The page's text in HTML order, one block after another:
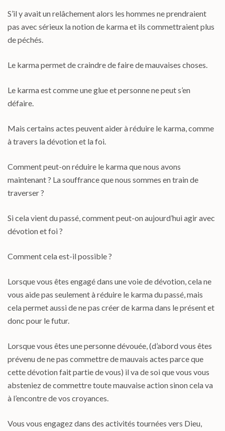
S’il y avait un relâchement alors les hommes ne prendraient
pas avec sérieux la notion de karma et ils commettraient plus
de péchés.
Le karma permet de craindre de faire de mauvaises choses.
Le karma est comme une glue et personne ne peut s’en
défaire.
Mais certains actes peuvent aider à réduire le karma, comme
à travers la dévotion et la foi.
Comment peut-on réduire le karma que nous avons
maintenant ? La souffrance que nous sommes en train de
traverser ?
Si cela vient du passé, comment peut-on aujourd’hui agir avec
dévotion et foi ?
Comment cela est-il possible ?
Lorsque vous êtes engagé dans une voie de dévotion, cela ne
vous aide pas seulement à réduire le karma du passé, mais
cela permet aussi de ne pas créer de karma dans le présent et
donc pour le futur.
Lorsque vous êtes une personne dévouée, (d’abord vous êtes
prévenu de ne pas commettre de mauvais actes parce que
cette dévotion fait partie de vous) il va de soi que vous vous
absteniez de commettre toute mauvaise action sinon cela va
à l’encontre de vos croyances.
Vous vous engagez dans des activités tournées vers Dieu,